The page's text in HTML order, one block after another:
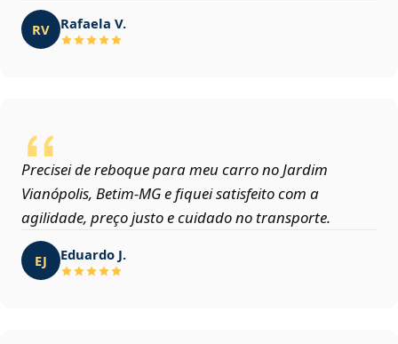
RV Rafaela V.
Precisei de reboque para meu carro no Jardim
Vianópolis, Betim‑MG e fiquei satisfeito com a
agilidade, preço justo e cuidado no transporte.
EJ Eduardo J.